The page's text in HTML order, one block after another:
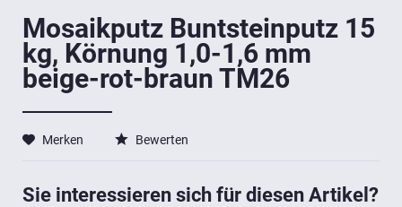
Mosaikputz Buntsteinputz 15
kg, Körnung 1,0-1,6 mm
beige-rot-braun TM26
Merken Bewerten
Sie interessieren sich für diesen Artikel?